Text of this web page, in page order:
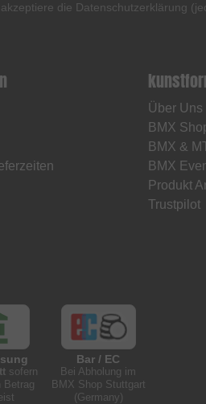
akzeptiere die Datenschutzerklärung (
Über Uns
BMX
BMX &
BMX
Produkt
Trustpilot
sofern
Betrag
Bar / EC
Bei Abholung im
BMX Shop Stuttgart
(Germany)